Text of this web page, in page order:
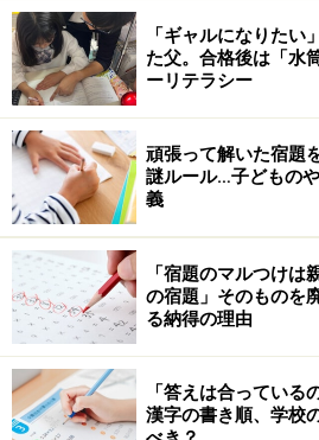
前述した内容は、あくまでもアメ
しているものです。言葉や態度
現が多く、義務と権利がはっきり
いやり方ですね。子育ての主流
透しているものであれば、どんな
ですが、ここは日本。アメリカ
はめれば、上手くいくというもの
の子育てに馴染みやすいかは、と
現代の日本の子育てで大切にされ
感です。しかし、ママの気持ちを
うとした結果、よりストレスが高
発寸前というケースも少なくあ
「ギャルになりた
た父。合格後は「水
ーリテラシー
頑張って解いた宿題
謎ルール…子どもの
義
「宿題のマルつけは
の宿題」そのものを
る納得の理由
「答えは合ってい
漢字の書き順、学校